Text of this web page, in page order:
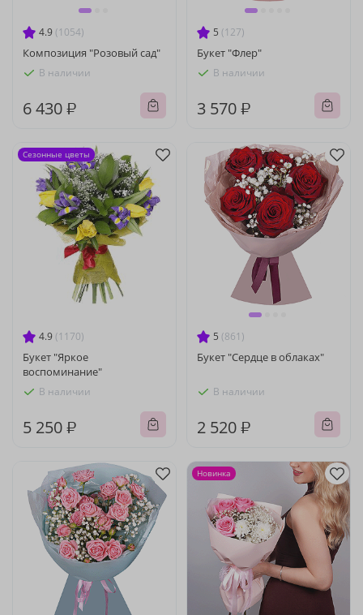
4.9 (1054)
Композиция "Розовый сад"
В наличии
6 430 ₽
5 (127)
Букет "Флер"
В наличии
3 570 ₽
4.9 (1170)
Букет "Яркое
воспоминание"
В наличии
5 250 ₽
Сезонные цветы
5 (861)
Букет "Сердце в облаках"
В наличии
2 520 ₽
Новинка